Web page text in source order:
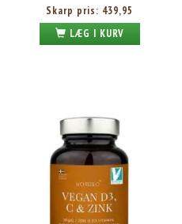
Skarp pris: 439,95
LÆG I KURV